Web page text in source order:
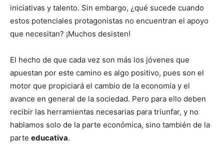
iniciativas y talento. Sin embargo, ¿qué sucede cuando
estos potenciales protagonistas no encuentran el apoyo
que necesitan? ¡Muchos desisten!
El hecho de que cada vez son más los jóvenes que
apuestan por este camino es algo positivo, pues son el
motor que propiciará el cambio de la economía y el
avance en general de la sociedad. Pero para ello deben
recibir las herramientas necesarias para triunfar, y no
hablamos solo de la parte económica, sino también de la
parte educativa.